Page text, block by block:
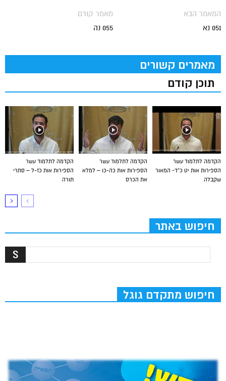
מאמר קודם
055 נה
המאמר הבא
051 נא
מאמרים קשורים
תוכן קודם
הקדמה לתלמוד עשר
הספירות אות כז-ל – סתרי
תורה
הקדמה לתלמוד עשר
הספירות אות כה-כו – למלא
את הכרס
הקדמה לתלמוד עשר
הספירות אות יט כ”ד- המאור
שקבלה
חיפוש באתר
חיפוש מתקדם גוגל